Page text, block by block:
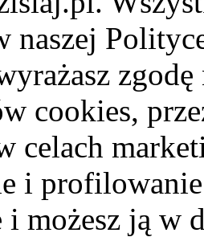
naszej
cookies,
celach
i
możesz ją w